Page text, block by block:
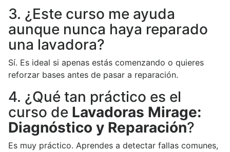
3. ¿Este curso me ayuda
aunque nunca haya reparado
una lavadora?
Sí. Es ideal si apenas estás comenzando o quieres
reforzar bases antes de pasar a reparación.
4. ¿Qué tan práctico es el
curso de Lavadoras Mirage:
Diagnóstico y Reparación?
Es muy práctico. Aprendes a detectar fallas comunes,